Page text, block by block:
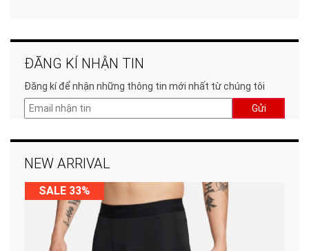
ĐĂNG KÍ NHẬN TIN
Đăng kí để nhận những thông tin mới nhất từ chúng tôi
Gửi
NEW ARRIVAL
SALE 33%